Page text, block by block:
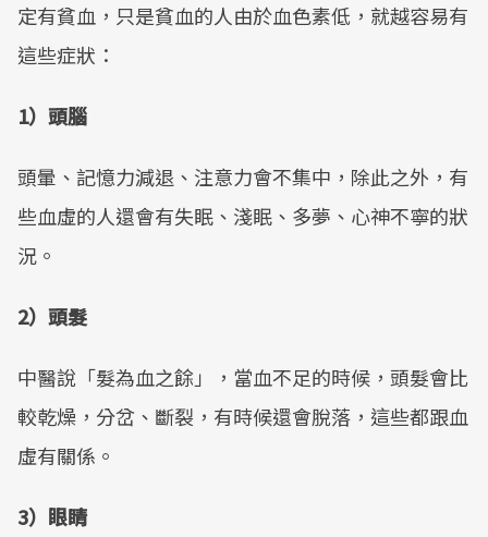
定有貧血，只是貧血的人由於血色素低，就越容易有
這些症狀：
1）頭腦
頭暈、記憶力減退、注意力會不集中，除此之外，有
些血虛的人還會有失眠、淺眠、多夢、心神不寧的狀
況。
2）頭髮
中醫說「髮為血之餘」，當血不足的時候，頭髮會比
較乾燥，分岔、斷裂，有時候還會脫落，這些都跟血
虛有關係。
3）眼睛